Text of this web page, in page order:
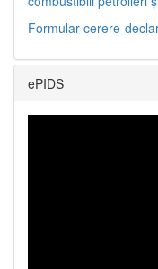
Formular cerere-
ePIDS